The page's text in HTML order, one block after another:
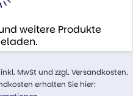
weitere Produkte
MwSt und zzgl. Versandkosten.
erhalten Sie hier: